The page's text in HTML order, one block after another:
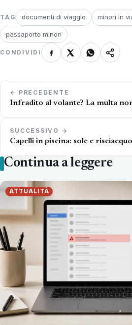
TAG documenti di viaggio minori in
passaporto minori
CONDIVIDI
Navigazione
articoli
← PRECEDENTE
Infradito al volante? La multa
SUCCESSIVO →
Capelli in piscina: sole e
Continua a leggere
ATTUALITÀ